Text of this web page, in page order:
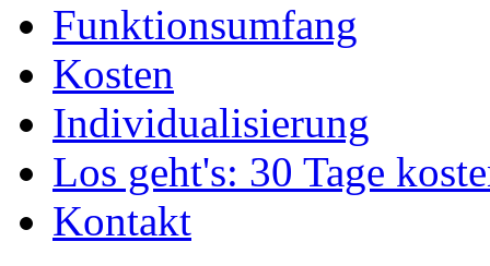
Funktionsumfang
Kosten
Individualisierung
Los geht's: 30 Tage
Kontakt